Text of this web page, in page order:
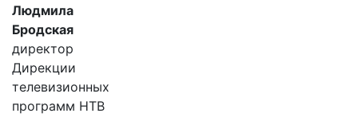
Людмила
Бродская
директор
Дирекции
телевизионных
программ НТВ